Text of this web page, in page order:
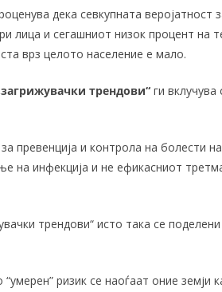
дека севкупната
лица и сегашниот низок процент на
врз целото население е мало.
трендови“ ги
превенција и контрола на болести
на инфекција и не ефикасниот
трендови“ исто така се
ризик се наоѓаат оние земји